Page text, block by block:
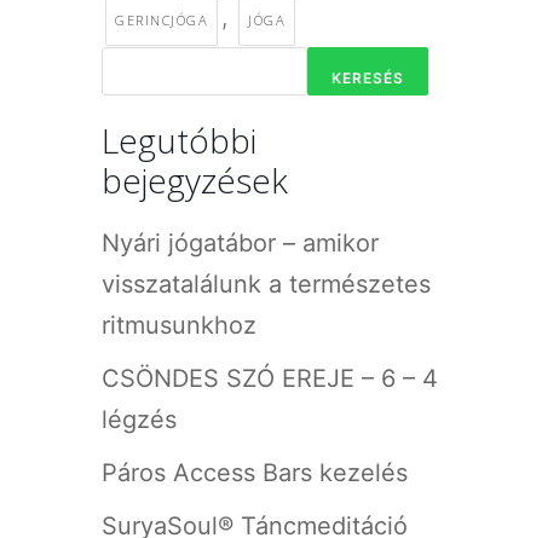
GERINCJÓGA , JÓGA
KERESÉS
Legutóbbi
bejegyzések
Nyári jógatábor – amikor
visszatalálunk a természetes
ritmusunkhoz
CSÖNDES SZÓ EREJE – 6 – 4
légzés
Páros Access Bars kezelés
SuryaSoul® Táncmeditáció